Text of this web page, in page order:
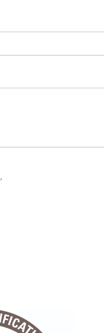
.